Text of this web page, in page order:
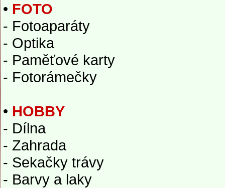
• FOTO
- Fotoaparáty
- Optika
- Paměťové karty
- Fotorámečky
• HOBBY
- Dílna
- Zahrada
- Sekačky trávy
- Barvy a laky